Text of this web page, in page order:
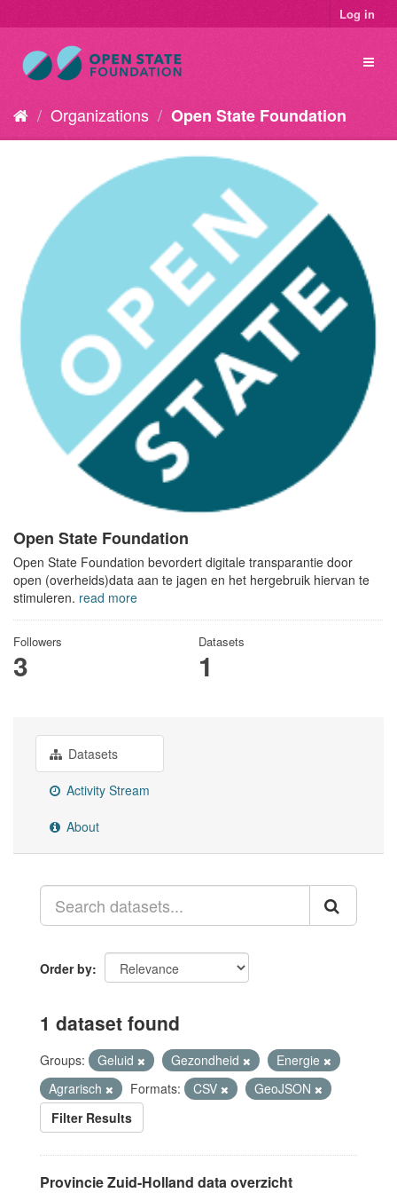
Log in
Organizations Open State Foundation
Open State Foundation
Open State Foundation bevordert digitale transparantie door
open (overheids)data aan te jagen en het hergebruik hiervan te
stimuleren. read more
Followers
3
Datasets
1
Datasets
Activity Stream
About
Order by
1 dataset found
Groups: Geluid Gezondheid
Energie
Agrarisch
Formats: CSV
GeoJSON
Filter Results
Provincie Zuid-Holland data overzicht